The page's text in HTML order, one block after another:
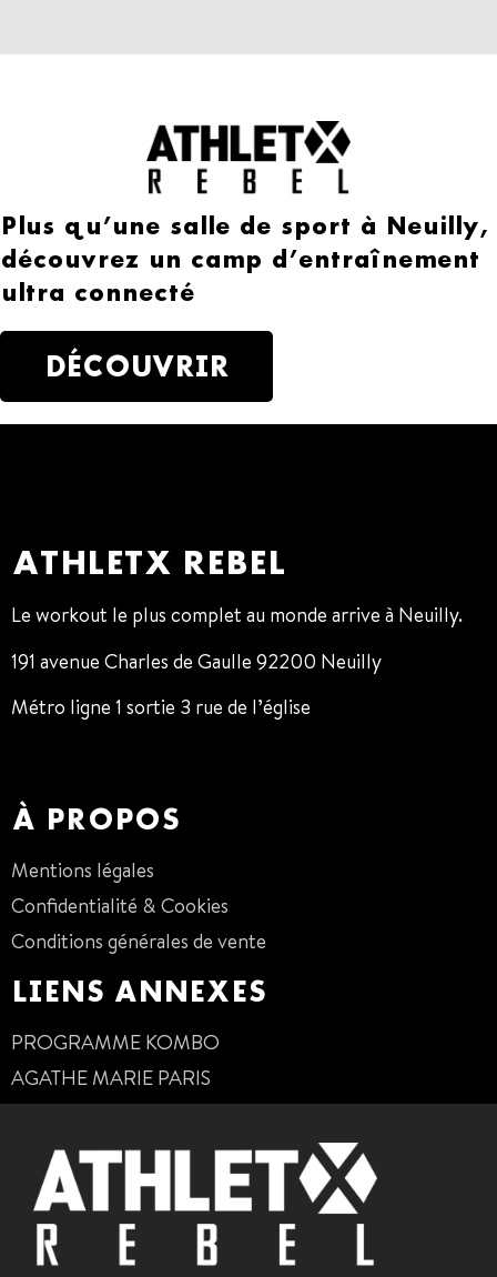
Plus qu’une salle de sport à Neuilly,
découvrez un camp d’entraînement
ultra connecté
DÉCOUVRIR
ATHLETX REBEL
Le workout le plus complet au monde arrive à Neuilly.
191 avenue Charles de Gaulle 92200 Neuilly
Métro ligne 1 sortie 3 rue de l’église
À PROPOS
Mentions légales
Confidentialité & Cookies
Conditions générales de vente
LIENS ANNEXES
PROGRAMME KOMBO
AGATHE MARIE PARIS